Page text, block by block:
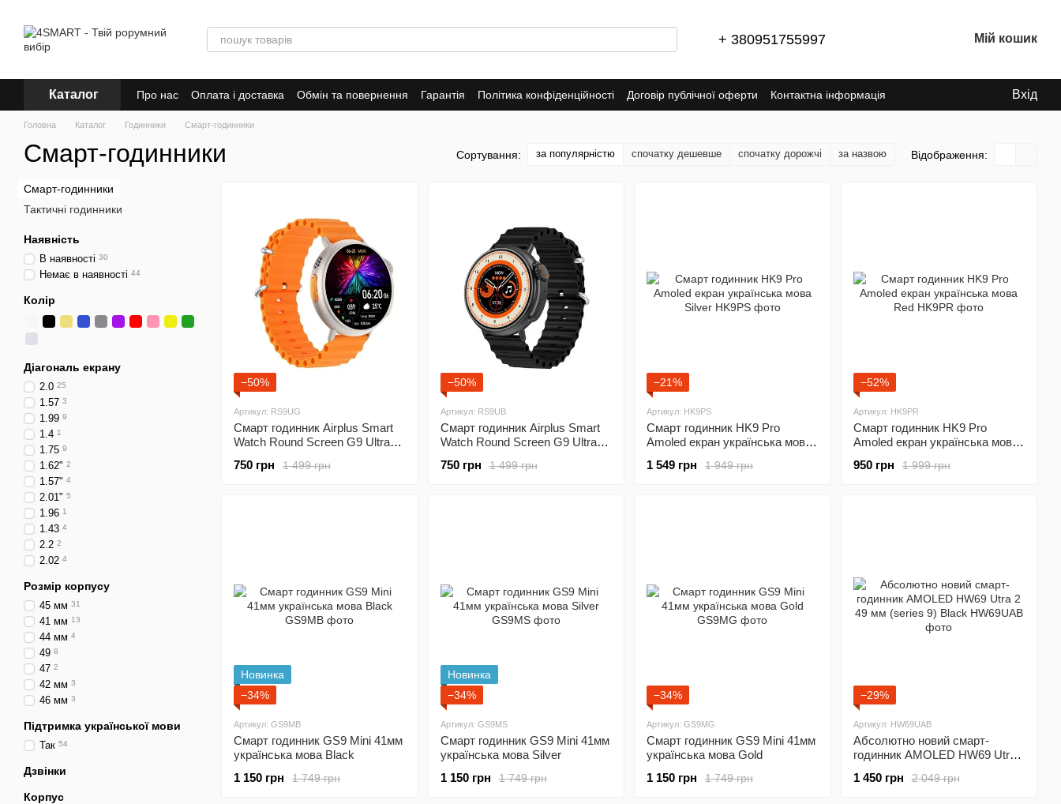
+ 380951755997 Мій кошик
Каталог Про нас Оплата і доставка Обмін та повернення Гарантія Політика конфіденційності Договір публічної оферти
Контактна інформація
Відгуки про магазин
Вхід
Головна Каталог Годинники Смарт-годинники
Смарт-годинники Сортування: за популярністю спочатку дешевше спочатку дорожчі за назвою Відображення:
−50%
Артикул: RS9UG
Смарт годинник Airplus Smart
Watch Round Screen G9 Ultra
1 499 грн
750 грн
−50%
Артикул: RS9UB
Смарт годинник Airplus Smart
Watch Round Screen G9 Ultra
1 499 грн
750 грн
−21%
Артикул: HK9PS
Смарт годинник HK9 Pro
Amoled екран українська мова
1 949 грн
1 549 грн
−52%
Артикул: HK9PR
Смарт годинник HK9 Pro
Amoled екран українська мова
1 999 грн
950 грн
Новинка
−34%
Артикул: GS9MB
Смарт годинник GS9 Mini 41мм
українська мова Black
1 749 грн
1 150 грн
Новинка
−34%
Артикул: GS9MS
Смарт годинник GS9 Mini 41мм
українська мова Silver
1 749 грн
1 150 грн
−34%
Артикул: GS9MG
Смарт годинник GS9 Mini 41мм
українська мова Gold
1 749 грн
1 150 грн
−29%
Артикул: HW69UAB
Абсолютно новий смарт-
годинник AMOLED HW69 Utra
2 049 грн
1 450 грн
Смарт-годинники
Тактичні годинники
Наявність
В наявності 30
Немає в наявності 44
Колір
Діагональ екрану
2.0 25
1.57 3
1.99 9
1.4 1
1.75 9
1.62" 2
1.57" 4
2.01" 5
1.96 1
1.43 4
2.2 2
2.02 4
Розмір корпусу
45 мм 31
41 мм 13
44 мм 4
49 8
47 2
42 мм 3
46 мм 3
Підтримка української мови
Так 54
Дзвінки
Корпус